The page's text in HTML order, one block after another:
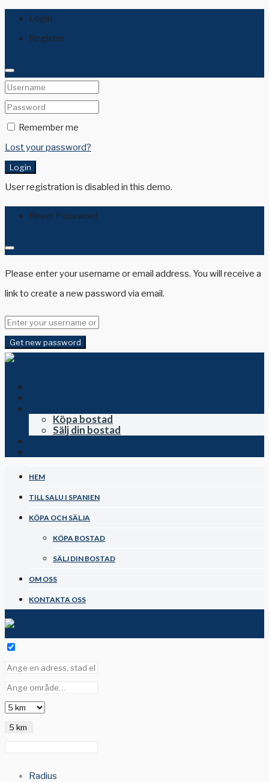
Login
Register
Remember me
Lost your password?
Login
User registration is disabled in this demo.
Reset Password
Please enter your username or email address. You will receive a
link to create a new password via email.
Get new password
Köpa bostad
Sälj din bostad
HEM
TILL SALU I SPANIEN
KÖPA OCH SÄLJA
KÖPA BOSTAD
SÄLJ DIN BOSTAD
OM OSS
KONTAKTA OSS
5 km
Radius